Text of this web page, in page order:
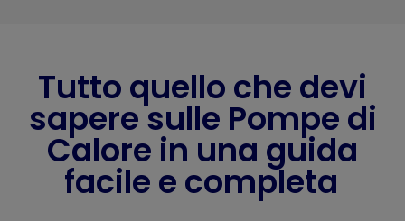
Tutto quello che devi
sapere sulle Pompe di
Calore in una guida
facile e completa